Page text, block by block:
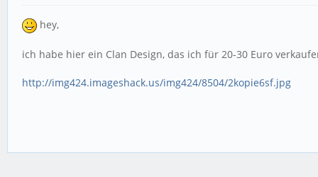
hey,
ich habe hier ein Clan Design, das ich für 20-30 Euro
http://img424.imageshack.us/img424/8504/2kopie6sf.jpg